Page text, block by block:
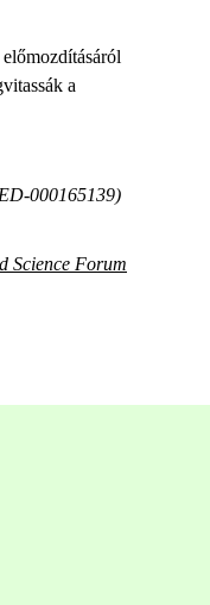
a
000165139)
Science Forum